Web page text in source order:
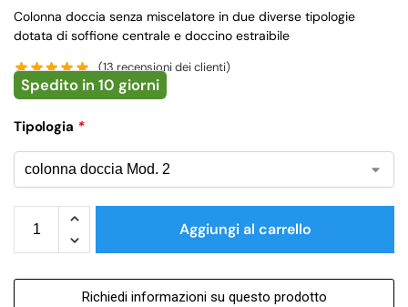
Colonna doccia senza miscelatore in due diverse tipologie
dotata di soffione centrale e doccino estraibile
(13recensioni dei clienti)
Spedito in 10 giorni
Tipologia *
Aggiungi al carrello
Richiedi informazioni su questo prodotto